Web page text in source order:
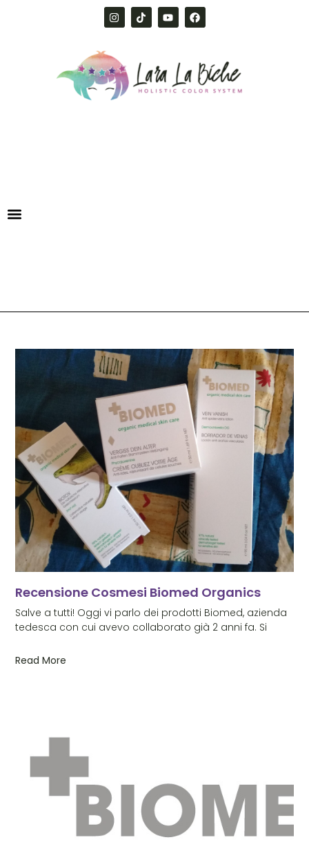
Recensione Cosmesi Biomed Organics
Salve a tutti! Oggi vi parlo dei prodotti Biomed, azienda
tedesca con cui avevo collaborato già 2 anni fa. Si
Read More